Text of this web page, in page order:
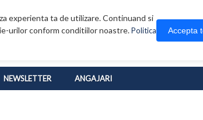
experienta ta de utilizare. Continuand si
urilor conform conditiilor noastre.Politica
Accepta
NEWSLETTER ANGAJARI